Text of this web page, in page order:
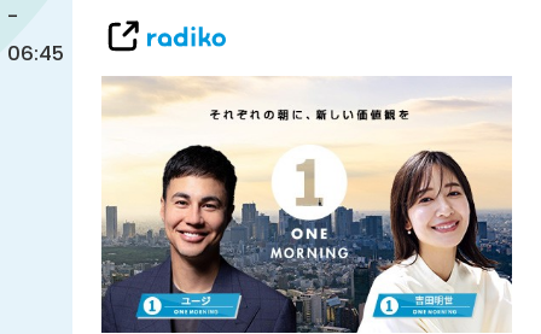
-
06:45